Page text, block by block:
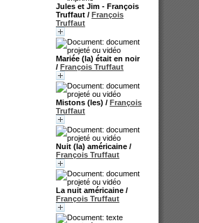
Jules et Jim - François
Truffaut / François
Truffaut
Mariée (la) était en noir
/ François Truffaut
Mistons (les) / François
Truffaut
Nuit (la) américaine /
François Truffaut
La nuit américaine /
François Truffaut